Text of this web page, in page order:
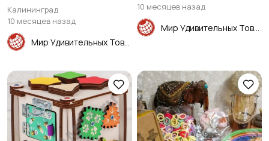
Калининград
10 месяцев назад
10 месяцев назад